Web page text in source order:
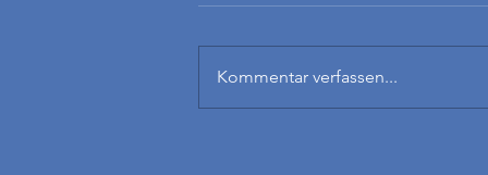
Unser Juni 2025
Kommentar verfassen...